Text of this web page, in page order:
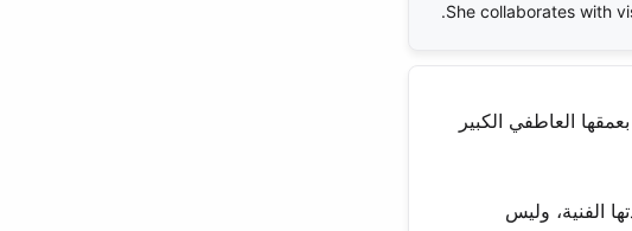
She collaborates with
بعمقها العاطفي الكبير
الفنية، وليس